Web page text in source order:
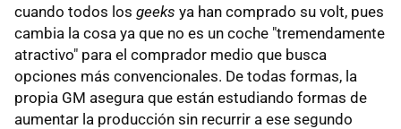
cuando todos los geeks ya han comprado su volt, pues
cambia la cosa ya que no es un coche "tremendamente
atractivo" para el comprador medio que busca
opciones más convencionales. De todas formas, la
propia GM asegura que están estudiando formas de
aumentar la producción sin recurrir a ese segundo